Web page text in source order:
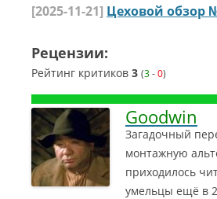
[2025-11-21] Цеховой обзор
Рецензии:
Рейтинг критиков 3 (3-0)
Goodwin
Загадочный
монтажную
приходилось
умельцы ещё в